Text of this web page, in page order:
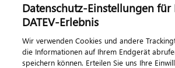
Kontaktieren Sie uns
Datenschutz-Einstellungen für
DATEV-Erlebnis
Wir verwenden Cookies und andere
die Informationen auf Ihrem Endgerät
speichern können. Erteilen Sie uns Ihre